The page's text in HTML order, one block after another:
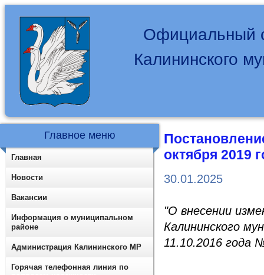
Официальный
Калининского
октября 2019
30.01.2025
"О внесении
Калининского
11.10.2016 года
Главное меню
Главная
Новости
Вакансии
Информация о муниципальном
районе
Администрация Калининского МР
Горячая телефонная линия по